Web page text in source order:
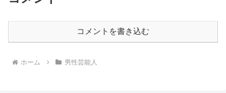
コメントを書き込む
ホーム 男性芸能人